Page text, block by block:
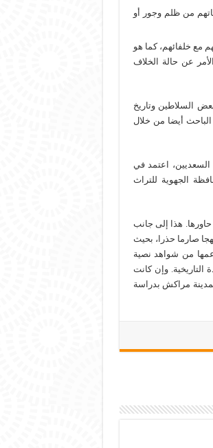
من ظلم وجور أو
مع خلفائهم، كما هو
عن حالة الخلاف
السلاطين وتاريخ
أيضا من خلال
اعتمد في
الجهوية للتراث
حاورها. هذا إلى جانب
صارما حذرا، بحيث
من شواهد نصية
التاريخية. وإن كانت
مراكش بدراسة